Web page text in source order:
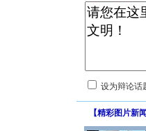
设为辩论
【精彩图片新闻